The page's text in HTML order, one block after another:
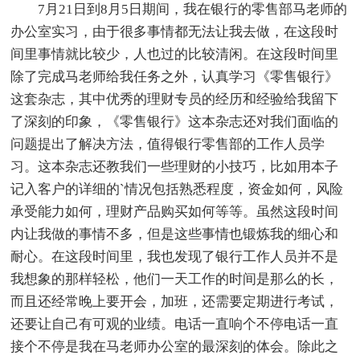
7月21日到8月5日期间，我在银行的零售部马老师的
办公室实习，由于很多事情都无法让我去做，在这段时
间里事情就比较少，人也过的比较清闲。在这段时间里
除了完成马老师给我任务之外，认真学习《零售银行》
这套杂志，其中优秀的理财专员的经历和经验给我留下
了深刻的印象，《零售银行》这本杂志还对我们面临的
问题提出了解决方法，值得银行零售部的工作人员学
习。这本杂志还教我们一些理财的小技巧，比如用本子
记入客户的详细的`情况包括熟悉程度，资金如何，风险
承受能力如何，理财产品购买如何等等。虽然这段时间
内让我做的事情不多，但是这些事情也锻炼我的细心和
耐心。在这段时间里，我也发现了银行工作人员并不是
我想象的那样轻松，他们一天工作的时间是那么的长，
而且还经常晚上要开会，加班，还需要定期进行考试，
还要让自己有可观的业绩。电话一直响个不停电话一直
接个不停是我在马老师办公室的最深刻的体会。除此之